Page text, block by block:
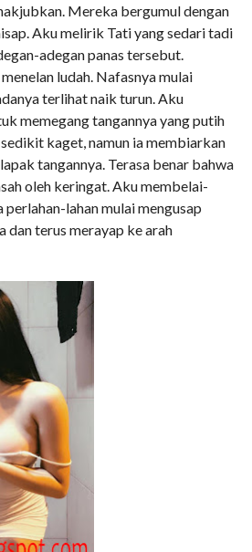
Mereka bergumul dengan
Aku melirik Tati yang sedari tadi
adegan panas tersebut.
ludah. Nafasnya mulai
terlihat naik turun. Aku
memegang tangannya yang putih
kaget, namun ia membiarkan
tangannya. Terasa benar bahwa
oleh keringat. Aku membelai-
perlahan-lahan mulai mengusap
dan terus merayap ke arah